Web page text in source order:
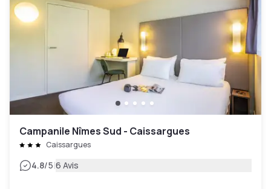
Campanile Nîmes Sud - Caissargues
Caissargues
4.8/5|6 Avis